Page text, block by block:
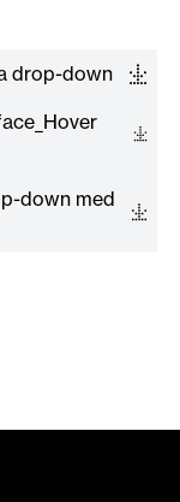
drop-down
down med